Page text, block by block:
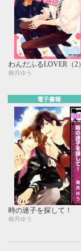
わんだふるLOVER（2）
南月ゆう
電子書籍
時の迷子を探して！
南月ゆう